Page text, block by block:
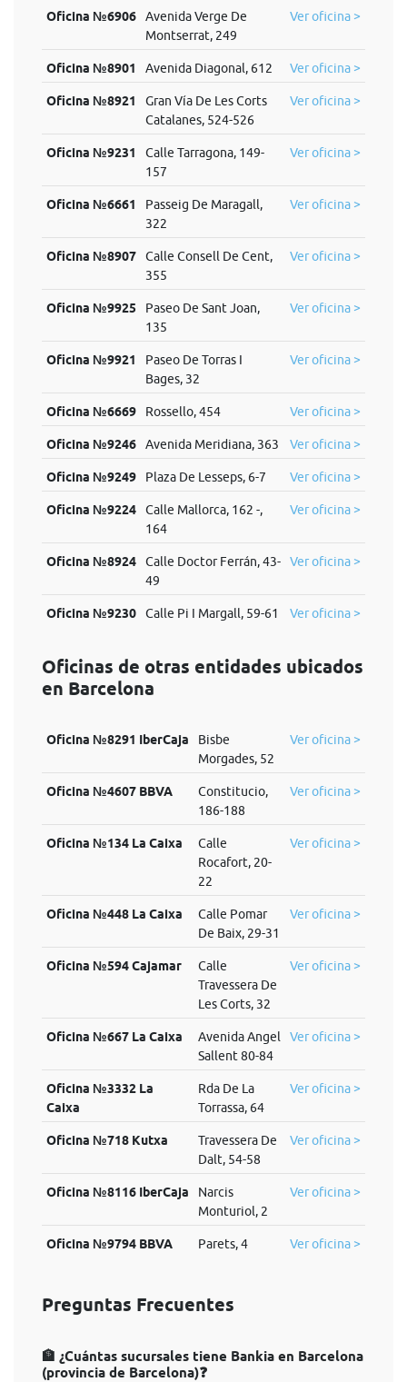
Oficina №6906
Avenida Verge De
Montserrat, 249
Ver oficina >
Oficina №8901 Avenida Diagonal, 612 Ver oficina >
Oficina №8921
Gran Vía De Les Corts
Catalanes, 524-526
Ver oficina >
Oficina №9231
Calle Tarragona, 149-
157
Ver oficina >
Oficina №6661
Passeig De Maragall,
322
Ver oficina >
Oficina №8907
Calle Consell De Cent,
355
Ver oficina >
Oficina №9925
Paseo De Sant Joan,
135
Ver oficina >
Oficina №9921
Paseo De Torras I
Bages, 32
Ver oficina >
Oficina №6669 Rossello, 454 Ver oficina >
Oficina №9246 Avenida Meridiana, 363 Ver oficina >
Oficina №9249 Plaza De Lesseps, 6-7 Ver oficina >
Oficina №9224
Calle Mallorca, 162 -,
164
Ver oficina >
Oficina №8924
Calle Doctor Ferrán, 43-
49
Ver oficina >
Oficina №9230 Calle Pi I Margall, 59-61 Ver oficina >
Oficinas de otras entidades ubicados
en Barcelona
Oficina №8291 IberCaja
Bisbe
Morgades, 52
Ver oficina >
Oficina №4607 BBVA
Constitucio,
186-188
Ver oficina >
Oficina №134 La Caixa
Calle
Rocafort, 20-
22
Ver oficina >
Oficina №448 La Caixa
Calle Pomar
De Baix, 29-31
Ver oficina >
Oficina №594 Cajamar
Calle
Travessera De
Les Corts, 32
Ver oficina >
Oficina №667 La Caixa
Avenida Angel
Sallent 80-84
Ver oficina >
Oficina №3332 La
Caixa
Rda De La
Torrassa, 64
Ver oficina >
Oficina №718 Kutxa
Travessera De
Dalt, 54-58
Ver oficina >
Oficina №8116 IberCaja
Narcis
Monturiol, 2
Ver oficina >
Oficina №9794 BBVA Parets, 4 Ver oficina >
Preguntas Frecuentes
🏦 ¿Cuántas sucursales tiene Bankia en Barcelona
(provincia de Barcelona)❓